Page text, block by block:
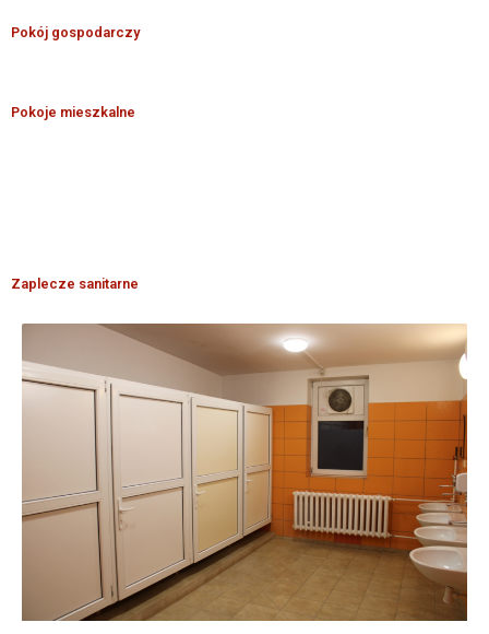
Pokój gospodarczy
Pokoje mieszkalne
Zaplecze sanitarne